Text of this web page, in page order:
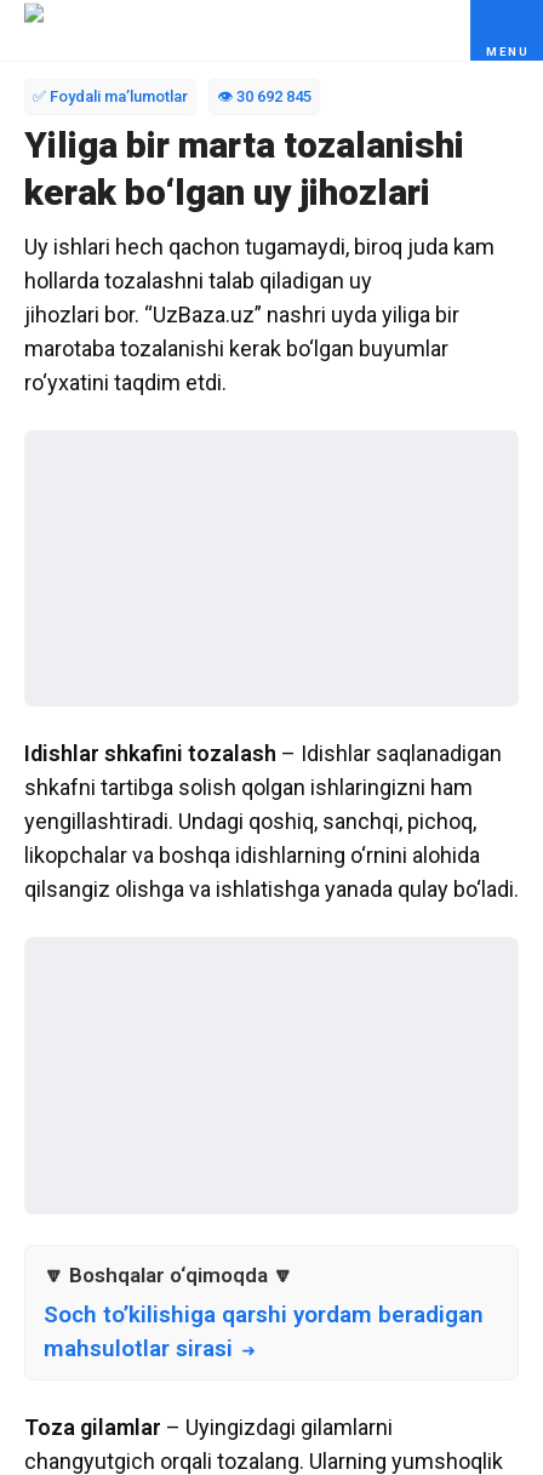
✅ Foydali maʼlumotlar 👁️ 30 692 845
Yiliga bir marta tozalanishi
kerak bo‘lgan uy jihozlari
Uy ishlari hech qachon tugamaydi, biroq juda kam
hollarda tozalashni talab qiladigan uy
jihozlari bor. “UzBaza.uz” nashri uyda yiliga bir
marotaba tozalanishi kerak bo‘lgan buyumlar
ro‘yxatini taqdim etdi.
Idishlar shkafini tozalash – Idishlar saqlanadigan
shkafni tartibga solish qolgan ishlaringizni ham
yengillashtiradi. Undagi qoshiq, sanchqi, pichoq,
likopchalar va boshqa idishlarning o‘rnini alohida
qilsangiz olishga va ishlatishga yanada qulay bo‘ladi.
Soch to’kilishiga qarshi yordam beradigan
mahsulotlar sirasi
Toza gilamlar – Uyingizdagi gilamlarni
changyutgich orqali tozalang. Ularning yumshoqlik